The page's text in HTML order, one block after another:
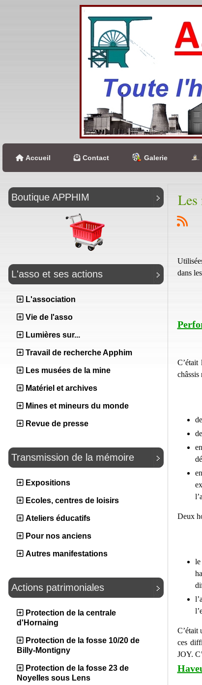
Accueil Contact Galerie
Boutique APPHIM
L'asso et ses actions
L'association
Vie de l'asso
Lumières sur...
Travail de recherche Apphim
Les musées de la mine
Matériel et archives
Mines et mineurs du monde
Revue de presse
Transmission de la mémoire
Expositions
Ecoles, centres de loisirs
Ateliers éducatifs
Pour nos anciens
Autres manifestations
Actions patrimoniales
Protection de la centrale
d'Hornaing
Protection de la fosse 10/20 de
Billy-Montigny
Protection de la fosse 23 de
Noyelles sous Lens
Les
dans
Deux
C’était
ces
JOY.